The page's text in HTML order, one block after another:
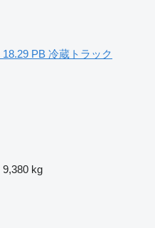
18.29 PB 冷蔵トラック
9,380 kg